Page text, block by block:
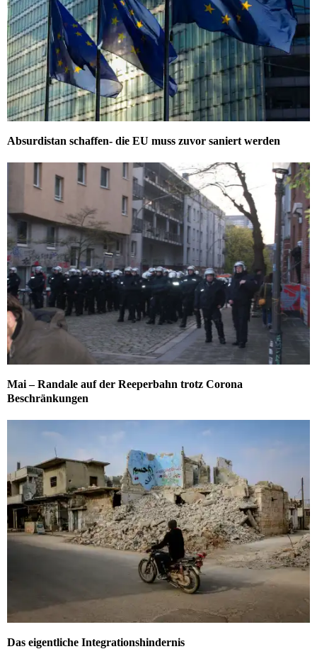
Absurdistan schaffen- die EU muss zuvor saniert werden
Mai – Randale auf der Reeperbahn trotz Corona
Beschränkungen
Das eigentliche Integrationshindernis